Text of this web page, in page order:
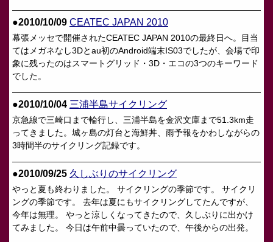
●2010/10/09 CEATEC JAPAN 2010
幕張メッセで開催されたCEATEC JAPAN 2010の最終日へ。目当
てはメガネなし3Dとau初のAndroid端末IS03でしたが、会場で印
象に残ったのはスマートグリッド・3D・エコの3つのキーワード
でした。
●2010/10/04 三浦半島サイクリング
京急線で三崎口まで輪行し、三浦半島を金沢文庫まで51.3km走
ってきました。城ヶ島の灯台と海鮮丼、雨予報をかわしながらの
3時間半のサイクリング記録です。
●2010/09/25 久しぶりのサイクリング
やっと夏も終わりました。 サイクリングの季節です。 サイクリ
ングの季節です。 去年は夏にもサイクリングしてたんですが、
今年は無理。 やっと涼しくなってきたので、久しぶりに出かけ
てみました。 今日は午前中曇っていたので、午後からの出発。